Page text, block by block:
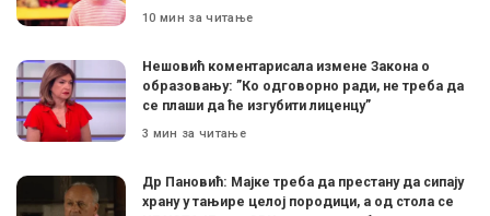
10 мин за читање
Нешовић коментарисала измене Закона о
образовању: ”Ко одговорно ради, не треба да
се плаши да ће изгубити лиценцу”
3 мин за читање
Др Пановић: Мајке треба да престану да сипају
храну у тањире целој породици, а од стола се